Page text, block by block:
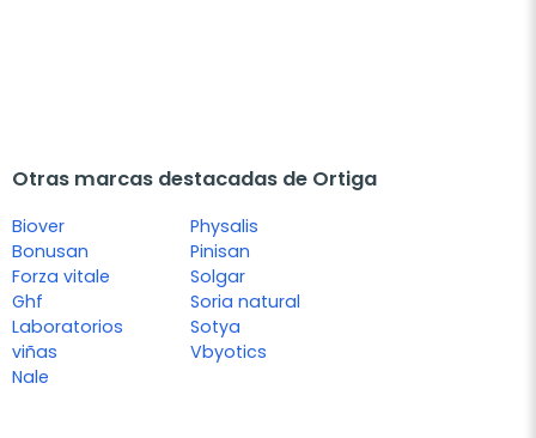
Otras marcas destacadas de Ortiga
Biover
Bonusan
Forza vitale
Ghf
Laboratorios
viñas
Nale
Physalis
Pinisan
Solgar
Soria natural
Sotya
Vbyotics